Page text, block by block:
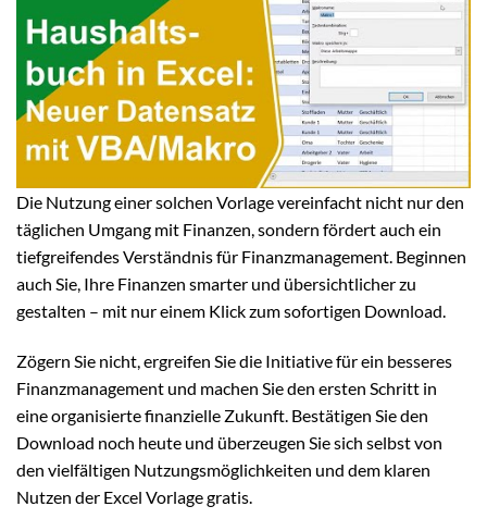
Die Nutzung einer solchen Vorlage vereinfacht nicht nur den
täglichen Umgang mit Finanzen, sondern fördert auch ein
tiefgreifendes Verständnis für Finanzmanagement. Beginnen
auch Sie, Ihre Finanzen smarter und übersichtlicher zu
gestalten – mit nur einem Klick zum sofortigen Download.
Zögern Sie nicht, ergreifen Sie die Initiative für ein besseres
Finanzmanagement und machen Sie den ersten Schritt in
eine organisierte finanzielle Zukunft. Bestätigen Sie den
Download noch heute und überzeugen Sie sich selbst von
den vielfältigen Nutzungsmöglichkeiten und dem klaren
Nutzen der Excel Vorlage gratis.